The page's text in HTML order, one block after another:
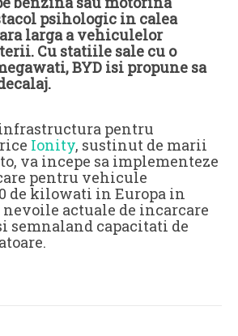
psihologic in calea
larga a vehiculelor
Cu statiile sale cu o
BYD isi propune sa
pentru
Ionity, sustinut de marii
va incepe sa implementeze
pentru vehicule
de kilowati in Europa in
nevoile actuale de incarcare
semnaland capacitati de